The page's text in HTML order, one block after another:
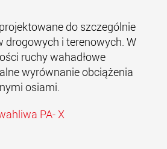
do szczególnie
i terenowych. W
ruchy wahadłowe
wyrównanie obciążenia
osiami.
PA- X